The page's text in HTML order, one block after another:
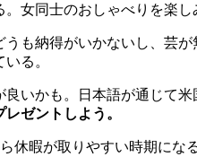
女同士のおしゃべりを楽し
も納得がいかないし、芸
る。
いかも。日本語が通じて
ゼントしよう。
暇が取りやすい時期に